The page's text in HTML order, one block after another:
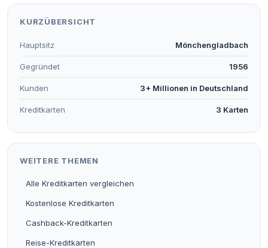
KURZÜBERSICHT
Hauptsitz Mönchengladbach
Gegründet 1956
Kunden 3+ Millionen in Deutschland
Kreditkarten 3 Karten
WEITERE THEMEN
Alle Kreditkarten vergleichen
Kostenlose Kreditkarten
Cashback-Kreditkarten
Reise-Kreditkarten